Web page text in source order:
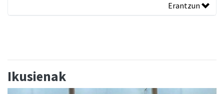
Erantzun
Ikusienak